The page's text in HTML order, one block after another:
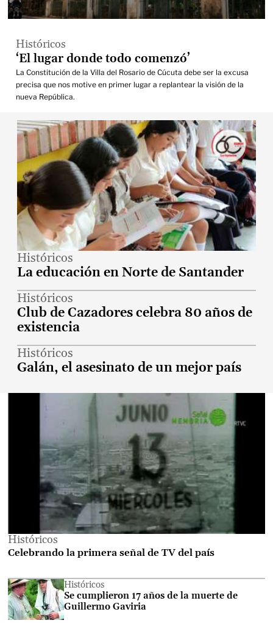
Históricos
La educación en Norte de Santander
Históricos
Club de Cazadores celebra 80 años de
existencia
Históricos
Galán, el asesinato de un mejor país
Históricos
‘El lugar donde todo comenzó’
La Constitución de la Villa del Rosario de Cúcuta debe ser la excusa
precisa que nos motive en primer lugar a replantear la visión de la
nueva República.
Históricos
Celebrando la primera señal de TV del país
Históricos
Se cumplieron 17 años de la muerte de
Guillermo Gaviria